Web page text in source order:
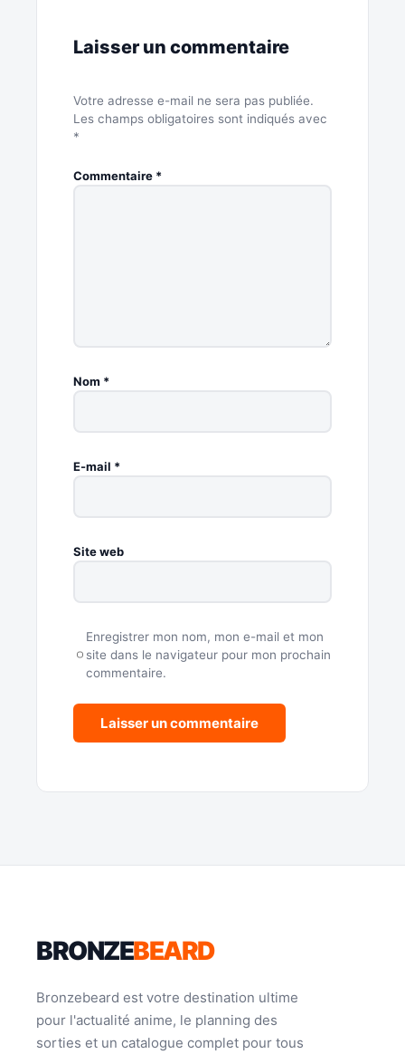
Laisser un commentaire
Votre adresse e-mail ne sera pas publiée.
Les champs obligatoires sont indiqués avec
*
Commentaire *
Nom *
E-mail *
Site web
Enregistrer mon nom, mon e-mail et mon
site dans le navigateur pour mon prochain
commentaire.
BRONZEBEARD
Bronzebeard est votre destination ultime
pour l'actualité anime, le planning des
sorties et un catalogue complet pour tous